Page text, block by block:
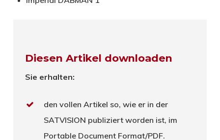
Diesen Artikel downloaden
Sie erhalten:
den vollen Artikel so, wie er in der
SATVISION publiziert worden ist, im
Portable Document Format/PDF.